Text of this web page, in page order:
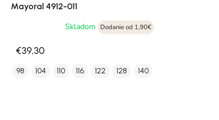
Mayoral 4912-011
Skladom
Dodanie od 1,90€
€39,30
98 104 110 116 122 128 140